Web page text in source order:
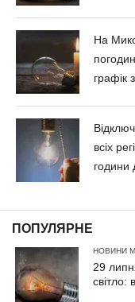
На
графік
всіх
години
ПОПУЛЯРНЕ
НОВИНИ
29
світло: